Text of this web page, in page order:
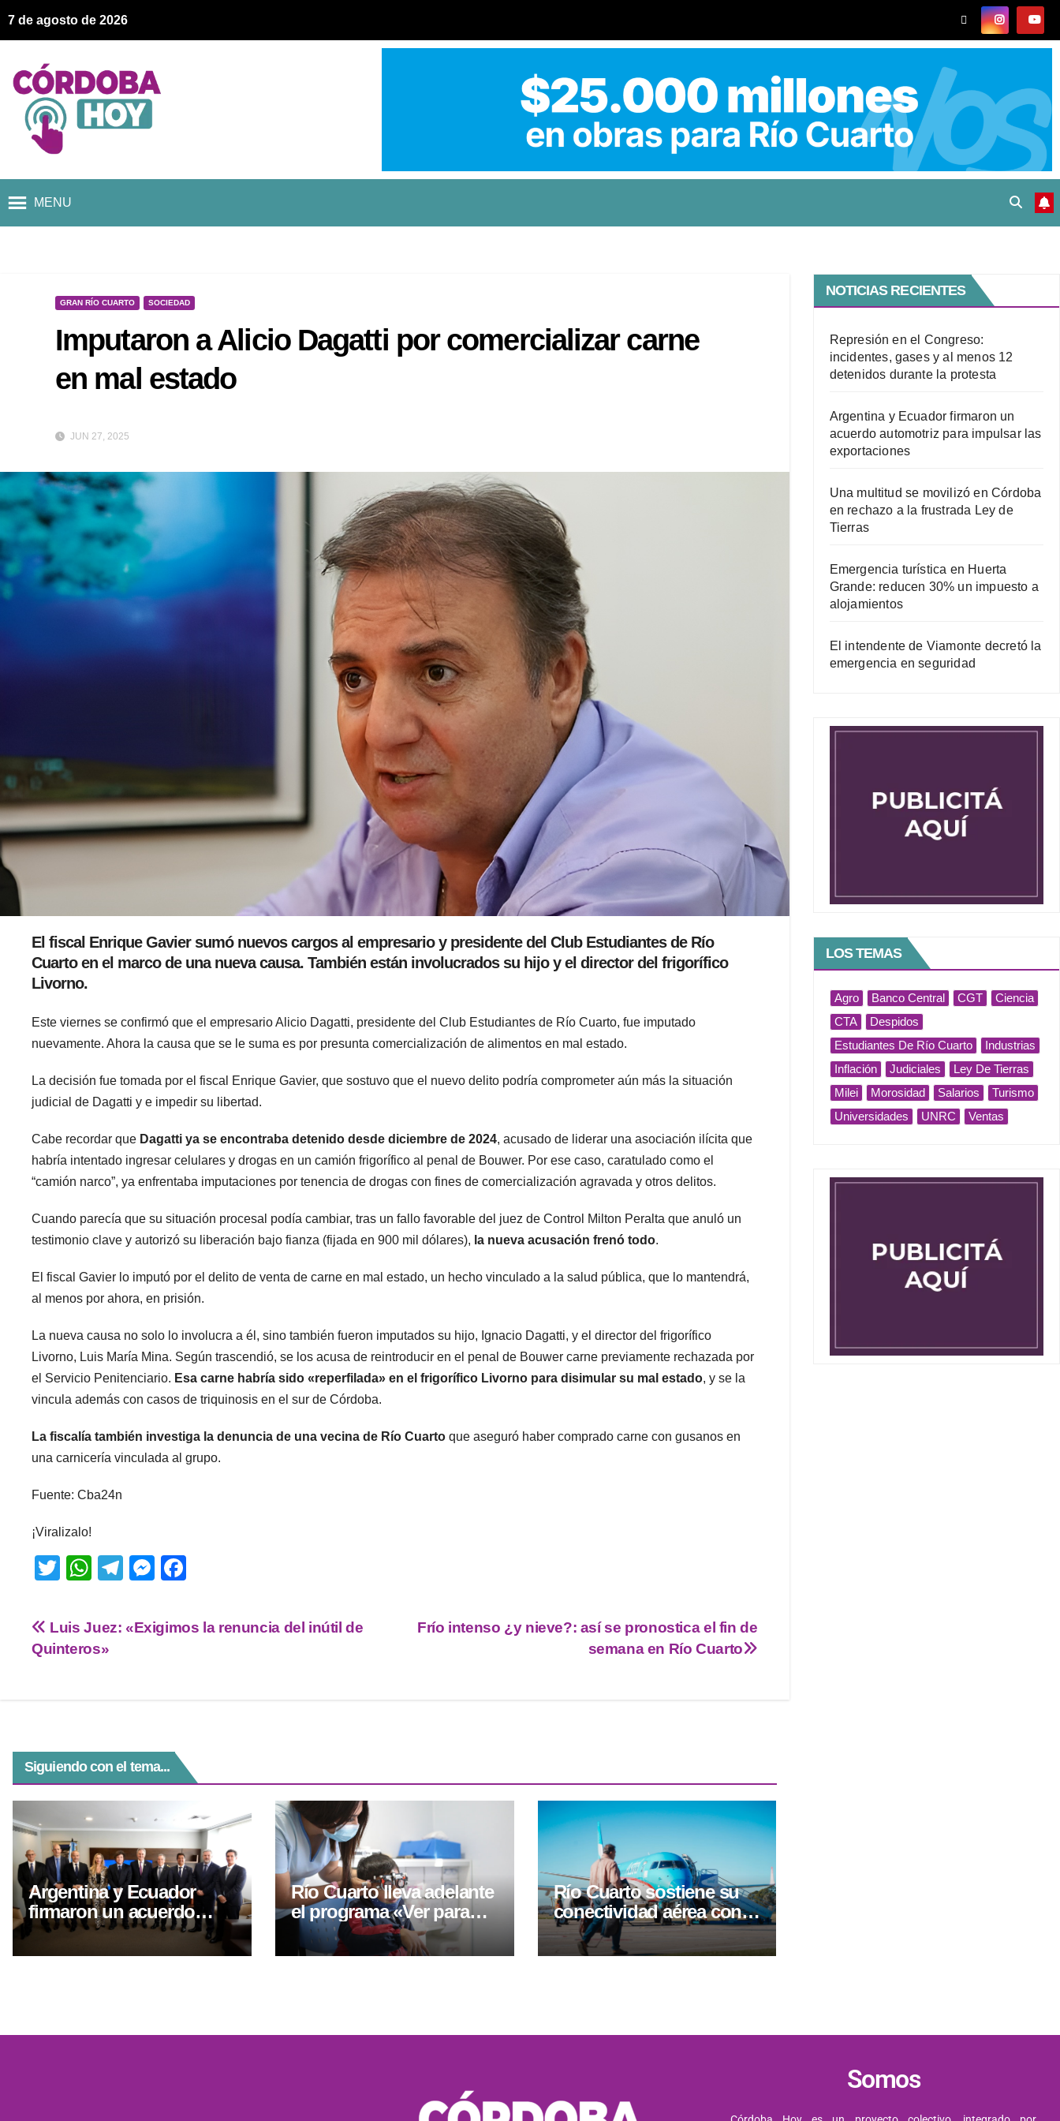
7 de agosto de 2026
MENU
GRAN RÍO CUARTO SOCIEDAD
Imputaron a Alicio Dagatti por comercializar carne
en mal estado
JUN 27, 2025
El fiscal Enrique Gavier sumó nuevos cargos al empresario y presidente del Club Estudiantes de Río
Cuarto en el marco de una nueva causa. También están involucrados su hijo y el director del frigorífico
Livorno.
Este viernes se confirmó que el empresario Alicio Dagatti, presidente del Club Estudiantes de Río Cuarto, fue imputado
nuevamente. Ahora la causa que se le suma es por presunta comercialización de alimentos en mal estado.
La decisión fue tomada por el fiscal Enrique Gavier, que sostuvo que el nuevo delito podría comprometer aún más la situación
judicial de Dagatti y e impedir su libertad.
Cabe recordar que Dagatti ya se encontraba detenido desde diciembre de 2024, acusado de liderar una asociación ilícita que
habría intentado ingresar celulares y drogas en un camión frigorífico al penal de Bouwer. Por ese caso, caratulado como el
“camión narco”, ya enfrentaba imputaciones por tenencia de drogas con fines de comercialización agravada y otros delitos.
Cuando parecía que su situación procesal podía cambiar, tras un fallo favorable del juez de Control Milton Peralta que anuló un
testimonio clave y autorizó su liberación bajo fianza (fijada en 900 mil dólares), la nueva acusación frenó todo.
El fiscal Gavier lo imputó por el delito de venta de carne en mal estado, un hecho vinculado a la salud pública, que lo mantendrá,
al menos por ahora, en prisión.
La nueva causa no solo lo involucra a él, sino también fueron imputados su hijo, Ignacio Dagatti, y el director del frigorífico
Livorno, Luis María Mina. Según trascendió, se los acusa de reintroducir en el penal de Bouwer carne previamente rechazada por
el Servicio Penitenciario. Esa carne habría sido «reperfilada» en el frigorífico Livorno para disimular su mal estado, y se la
vincula además con casos de triquinosis en el sur de Córdoba.
La fiscalía también investiga la denuncia de una vecina de Río Cuarto que aseguró haber comprado carne con gusanos en
una carnicería vinculada al grupo.
Fuente: Cba24n
¡Viralizalo!
T
tt
er
W
at
s
T
e
M
ss
e
c
Frío intenso ¿y nieve?: así se pronostica el fin de
semana en Río Cuarto
Luis Juez: «Exigimos la renuncia del inútil de
Quinteros»
Siguiendo con el tema...
Argentina y Ecuador
firmaron un acuerdo
automotriz para impulsar
las exportaciones
Río Cuarto lleva adelante
el programa «Ver para
Ser Libres» con
controles oftalmológicos
Río Cuarto sostiene su
conectividad aérea con
cuatro frecuencias
semanales hacia Buenos
NOTICIAS RECIENTES
Represión en el Congreso:
incidentes, gases y al menos 12
detenidos durante la protesta
Argentina y Ecuador firmaron un
acuerdo automotriz para impulsar las
exportaciones
Una multitud se movilizó en Córdoba
en rechazo a la frustrada Ley de
Tierras
Emergencia turística en Huerta
Grande: reducen 30% un impuesto a
alojamientos
El intendente de Viamonte decretó la
emergencia en seguridad
LOS TEMAS
Agro Banco Central CGT
Ciencia
CTA
Despidos
Estudiantes De Río Cuarto
Industrias
Inflación
Judiciales
Ley De Tierras
Milei
Morosidad Salarios
Turismo
Universidades
UNRC Ventas
Somos